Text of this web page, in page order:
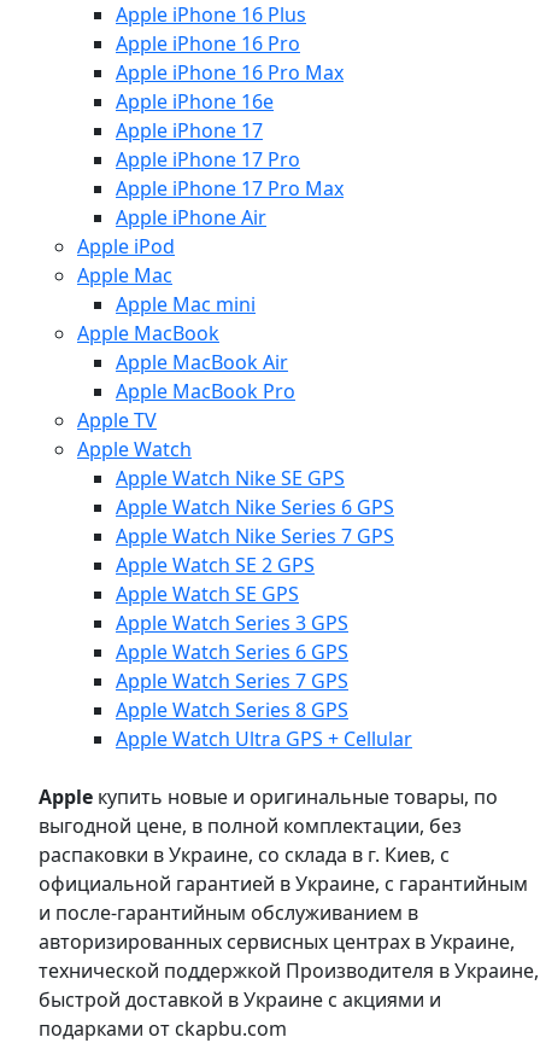
Apple iPhone 16 Plus
Apple iPhone 16 Pro
Apple iPhone 16 Pro Max
Apple iPhone 16e
Apple iPhone 17
Apple iPhone 17 Pro
Apple iPhone 17 Pro Max
Apple iPhone Air
Apple iPod
Apple Mac
Apple Mac mini
Apple MacBook
Apple MacBook Air
Apple MacBook Pro
Apple TV
Apple Watch
Apple Watch Nike SE GPS
Apple Watch Nike Series 6 GPS
Apple Watch Nike Series 7 GPS
Apple Watch SE 2 GPS
Apple Watch SE GPS
Apple Watch Series 3 GPS
Apple Watch Series 6 GPS
Apple Watch Series 7 GPS
Apple Watch Series 8 GPS
Apple Watch Ultra GPS + Cellular
Apple купить новые и оригинальные товары, по
выгодной цене, в полной комплектации, без
распаковки в Украине, со склада в г. Киев, с
официальной гарантией в Украине, с гарантийным
и после-гарантийным обслуживанием в
авторизированных сервисных центрах в Украине,
технической поддержкой Производителя в Украине,
быстрой доставкой в Украине с акциями и
подарками от ckapbu.com